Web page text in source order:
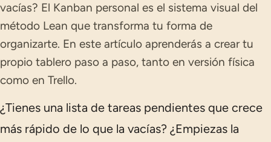
vacías? El Kanban personal es el sistema visual del
método Lean que transforma tu forma de
organizarte. En este artículo aprenderás a crear tu
propio tablero paso a paso, tanto en versión física
como en Trello.
¿Tienes una lista de tareas pendientes que crece
más rápido de lo que la vacías? ¿Empiezas la